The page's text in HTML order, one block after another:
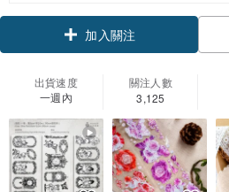
加入關注
出貨速度
一週內
關注人數
3,125